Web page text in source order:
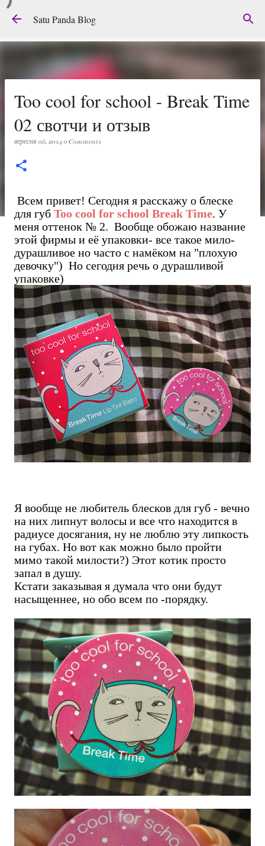
Перейти до основного вмісту
Satu Panda Blog
Too cool for school - Break Time
02 свотчи и отзыв
вересня 08, 20140 Comments
Всем привет! Сегодня я расскажу о блеске
для губ Too cool for school Break Time. У
меня оттенок № 2. Вообще обожаю название
этой фирмы и её упаковки- все такое мило-
дурашливое но часто с намёком на "плохую
девочку") Но сегодня речь о дурашливой
упаковке)
Я вообще не любитель блесков для губ - вечно
на них липнут волосы и все что находится в
радиусе досягания, ну не люблю эту липкость
на губах. Но вот как можно было пройти
мимо такой милости?) Этот котик просто
запал в душу.
Кстати заказывая я думала что они будут
насыщеннее, но обо всем по -порядку.